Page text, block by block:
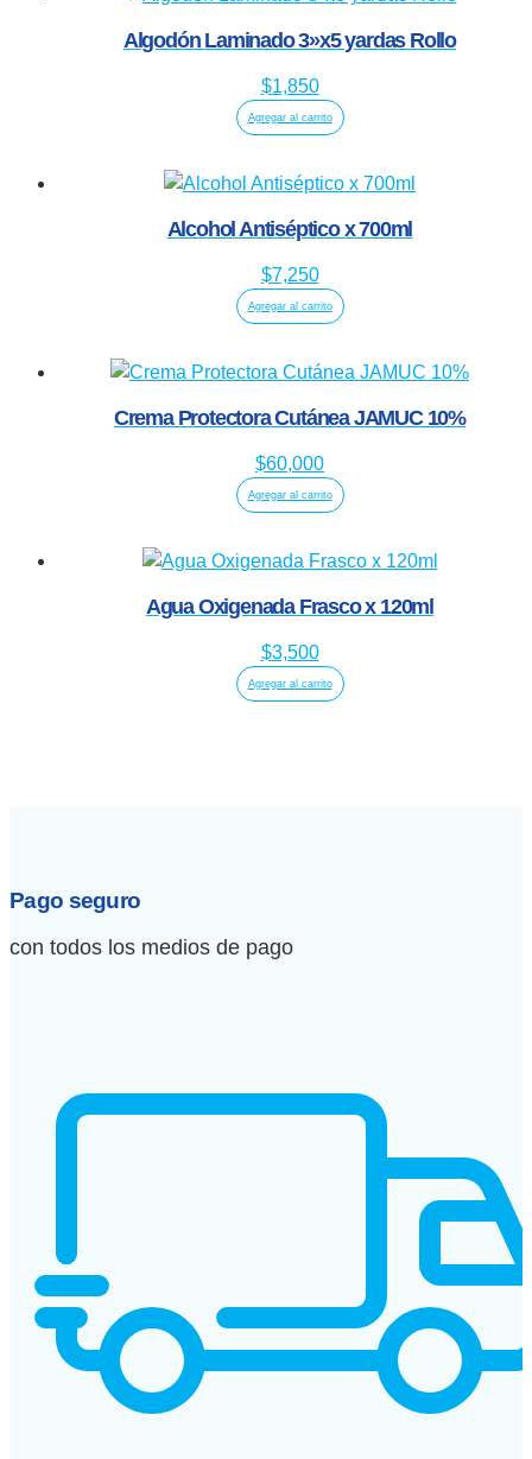
Algodón Laminado 3»x5 yardas Rollo
$1,850
Agregar al carrito
Alcohol Antiséptico x 700ml
$7,250
Agregar al carrito
Crema Protectora Cutánea JAMUC 10%
$60,000
Agregar al carrito
Agua Oxigenada Frasco x 120ml
$3,500
Agregar al carrito
Pago seguro
con todos los medios de pago